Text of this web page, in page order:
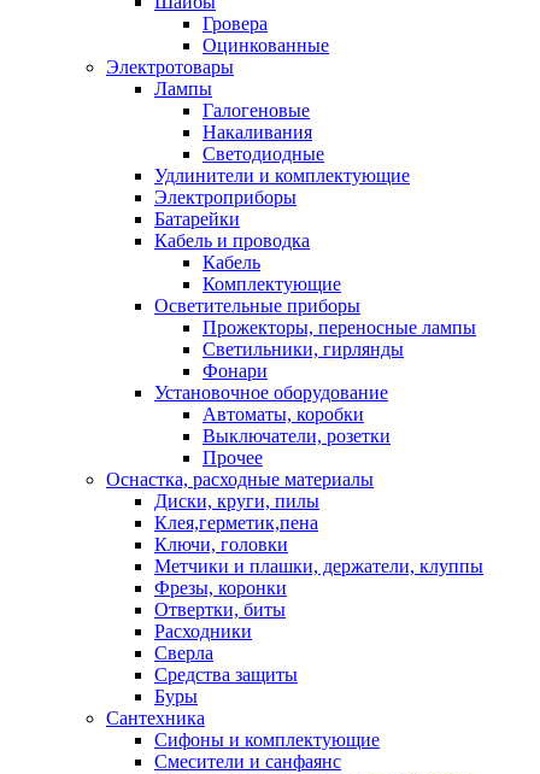
Гровера
Оцинкованные
Электротовары
Лампы
Галогеновые
Накаливания
Светодиодные
Удлинители и комплектующие
Электроприборы
Батарейки
Кабель и проводка
Кабель
Комплектующие
Осветительные приборы
Прожекторы, переносные лампы
Светильники, гирлянды
Фонари
Установочное оборудование
Автоматы, коробки
Выключатели, розетки
Прочее
Оснастка, расходные материалы
Диски, круги, пилы
Клея,герметик,пена
Ключи, головки
Метчики и плашки, держатели, клуппы
Фрезы, коронки
Отвертки, биты
Расходники
Сверла
Средства защиты
Буры
Сантехника
Сифоны и комплектующие
Смесители и санфаянс